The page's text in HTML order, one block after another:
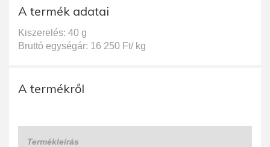
A termék adatai
Kiszerelés: 40 g
Bruttó egységár: 16 250 Ft/ kg
A termékről
Termékleírás